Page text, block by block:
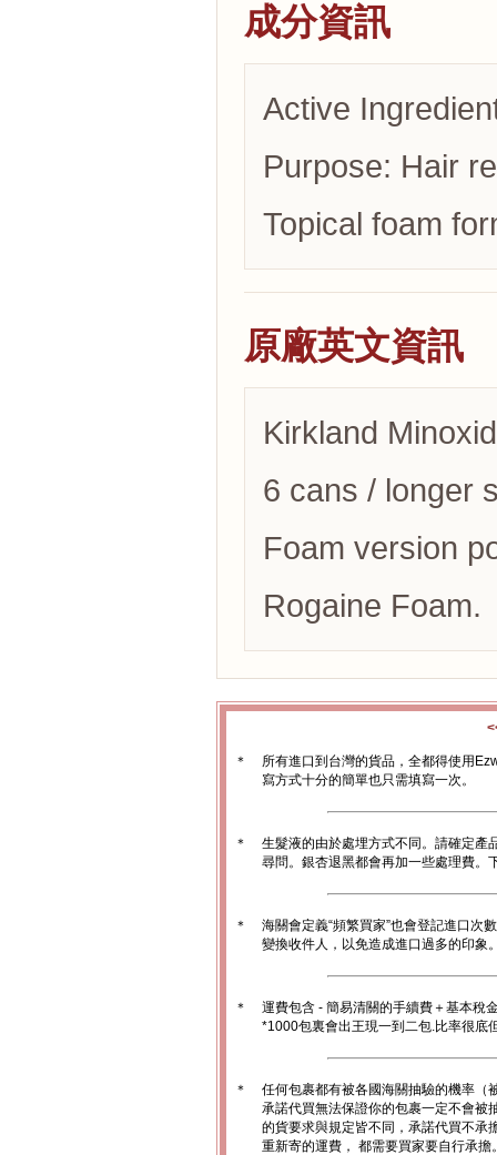
成分資訊
Active
Purpose: Hair
Topical foam
原廠英文資訊
Kirkland
6 cans / longer
Foam version
Rogaine Foam.
＊
所有進口到台灣的貨品，全都得使用
寫方式十分的簡單也只需填寫一次。
＊
生髮液的由於處埋方式不同。請確定產
尋問。銀杏退黑都會再加一些處理費。
＊
海關會定義“頻繁買家”也會登記進口次
變換收件人，以免造成進口過多的印象
＊
運費包含 - 簡易清關的手續費＋基本稅
*1000包裏會出王現一到二包.比率很底
＊
任何包裹都有被各國海關抽驗的機率（
承諾代買無法保證你的包裹一定不會被
的貨要求與規定皆不同，承諾代買不承
重新寄的運費， 都需要買家要自行承擔